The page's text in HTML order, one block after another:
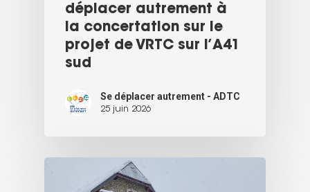
déplacer autrement à
la concertation sur le
projet de VRTC sur l’A41
sud
Se déplacer autrement - ADTC
25 juin 2026